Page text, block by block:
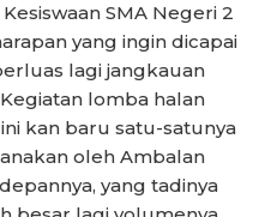
SMA Negeri 2
yang ingin dicapai
lagi jangkauan
lomba halan
kan baru satu-satunya
oleh Ambalan
yang tadinya